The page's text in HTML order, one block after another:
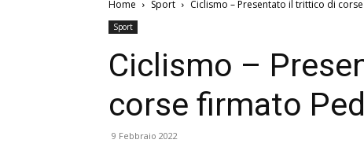
Home Sport Ciclismo – Presentato il trittico di
Sport
Ciclismo –
corse firmato
9 Febbraio 2022